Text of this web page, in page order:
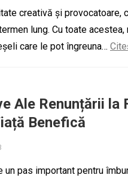
creativă și provocatoare,
lung. Cu toate
care le pot îngreuna…
Ale Renunțării la
Benefică
un pas important pentru